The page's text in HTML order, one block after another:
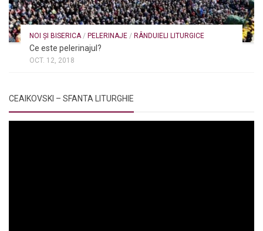
NOI ȘI BISERICA / PELERINAJE / RÂNDUIELI LITURGICE
Ce este pelerinajul?
OCT. 12, 2018
CEAIKOVSKI – SFANTA LITURGHIE